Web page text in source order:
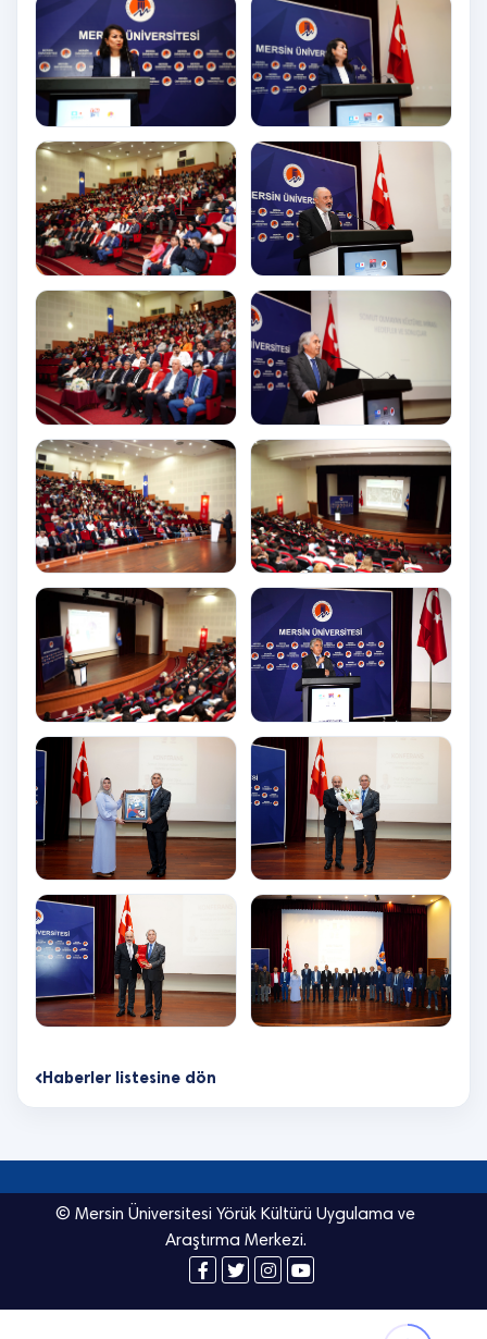
Haberler listesine dön
© Mersin Üniversitesi Yörük Kültürü Uygulama ve
Araştırma Merkezi.